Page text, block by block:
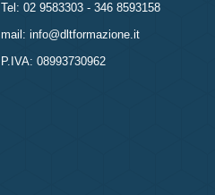
Tel: 02 9583303 - 346 8593158
mail: info@dltformazione.it
P.IVA: 08993730962